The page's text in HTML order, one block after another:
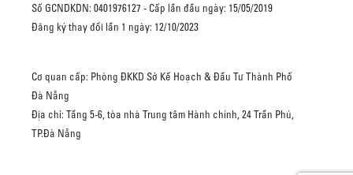
Số GCNDKDN: 0401976127 - Cấp lần đầu ngày: 15/05/2019
Đăng ký thay đổi lần 1 ngày: 12/10/2023
Cơ quan cấp: Phòng ĐKKD Sở Kế Hoạch & Đầu Tư Thành Phố
Đà Nẵng
Địa chỉ: Tầng 5-6, tòa nhà Trung tâm Hành chính, 24 Trần Phú,
TP.Đà Nẵng